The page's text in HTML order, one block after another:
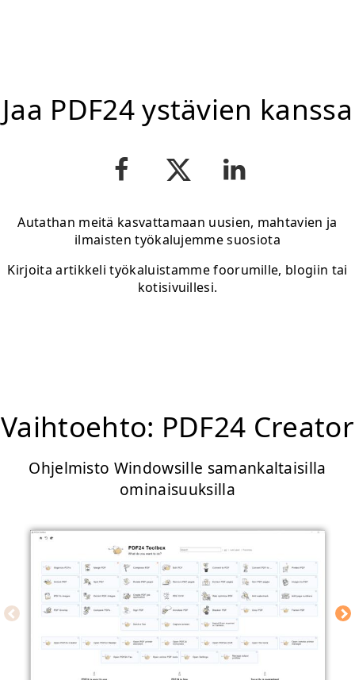
Jaa PDF24 ystävien kanssa
Autathan meitä kasvattamaan uusien, mahtavien ja
ilmaisten työkalujemme suosiota
Kirjoita artikkeli työkaluistamme foorumille, blogiin tai
kotisivuillesi.
Vaihtoehto: PDF24 Creator
Ohjelmisto Windowsille samankaltaisilla
ominaisuuksilla